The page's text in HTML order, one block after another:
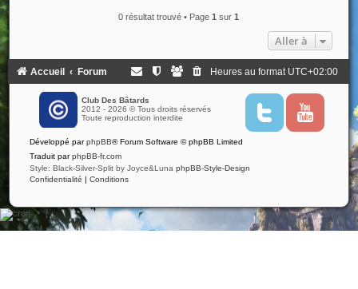
0 résultat trouvé • Page1 sur1
Aller à
Accueil Forum Heures au format UTC+02:00
Club Des Bâtards
2012 - 2026 © Tous droits réservés
Toute reproduction interdite
T
i
Y
u
Développé parphpBB® Forum Software © phpBB Limited
Traduit parphpBB-fr.com
Style: Black-Silver-Split by Joyce&Luna phpBB-Style-Design
Confidentialité | Conditions